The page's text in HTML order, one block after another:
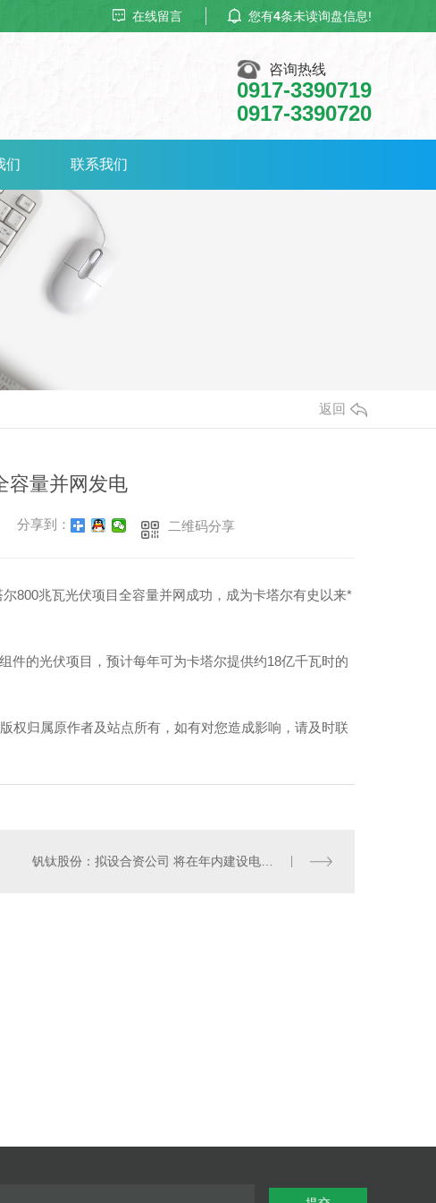
在线留言 您有4条未读询盘信息!
咨询热线
0917-3390719
0917-3390720
们 联系我们
返回
容量并网发电
分享到： 二维码分享
800兆瓦光伏项目全容量并网成功，成为卡塔尔有史以来*
的光伏项目，预计每年可为卡塔尔提供约18亿千瓦时的
权归属原作者及站点所有，如有对您造成影响，请及时联
钒钛股份：拟设合资公司 将在年内建设电解液产线